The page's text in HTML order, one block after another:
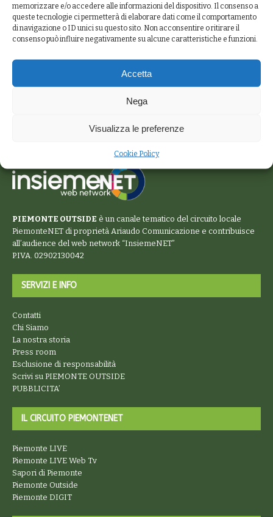
memorizzare e/o accedere alle informazioni del dispositivo. Il consenso a
queste tecnologie ci permetterà di elaborare dati come il comportamento
di navigazione o ID unici su questo sito. Non acconsentire o ritirare il
consenso può influire negativamente su alcune caratteristiche e funzioni.
Accetta
Nega
Visualizza le preferenze
Cookie Policy
PIEMONTE OUTSIDE è un canale tematico del circuito locale
PiemonteNET di proprietà Ariaudo Comunicazione e contribuisce
all’audience del web network “InsiemeNET”
P.IVA. 02902130042
SERVIZI E INFO
Contatti
Chi Siamo
La nostra storia
Press room
Esclusione di responsabilità
Scrivi su PIEMONTE OUTSIDE
PUBBLICITA’
IL CIRCUITO PIEMONTENET
Piemonte LIVE
Piemonte LIVE Web Tv
Sapori di Piemonte
Piemonte Outside
Piemonte DIGIT